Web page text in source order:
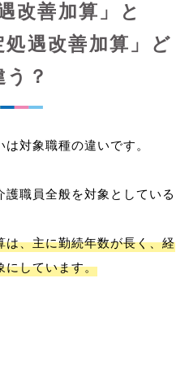
改善加算」と
処遇改善加算」ど
う？
対象職種の違いです。
職員全般を対象としている
は、主に勤続年数が長く、経
にしています。